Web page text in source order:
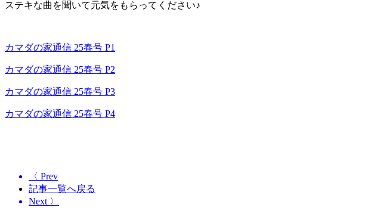
ステキな曲を聞いて元気をもらってください♪
カマダの家通信 25春号 P1
カマダの家通信 25春号 P2
カマダの家通信 25春号 P3
カマダの家通信 25春号 P4
〈 Prev
記事一覧へ戻る
Next 〉